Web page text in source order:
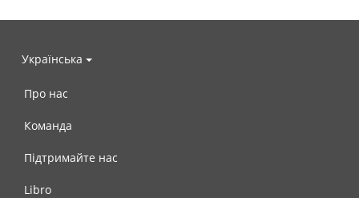
Українська
Про нас
Команда
Підтримайте нас
Libro